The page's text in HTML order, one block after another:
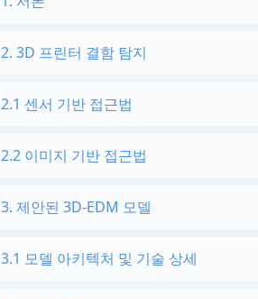
2. 3D 프린터 결함 탐지
2.1 센서 기반 접근법
2.2 이미지 기반 접근법
3. 제안된 3D-EDM 모델
3.1 모델 아키텍처 및 기술 상세